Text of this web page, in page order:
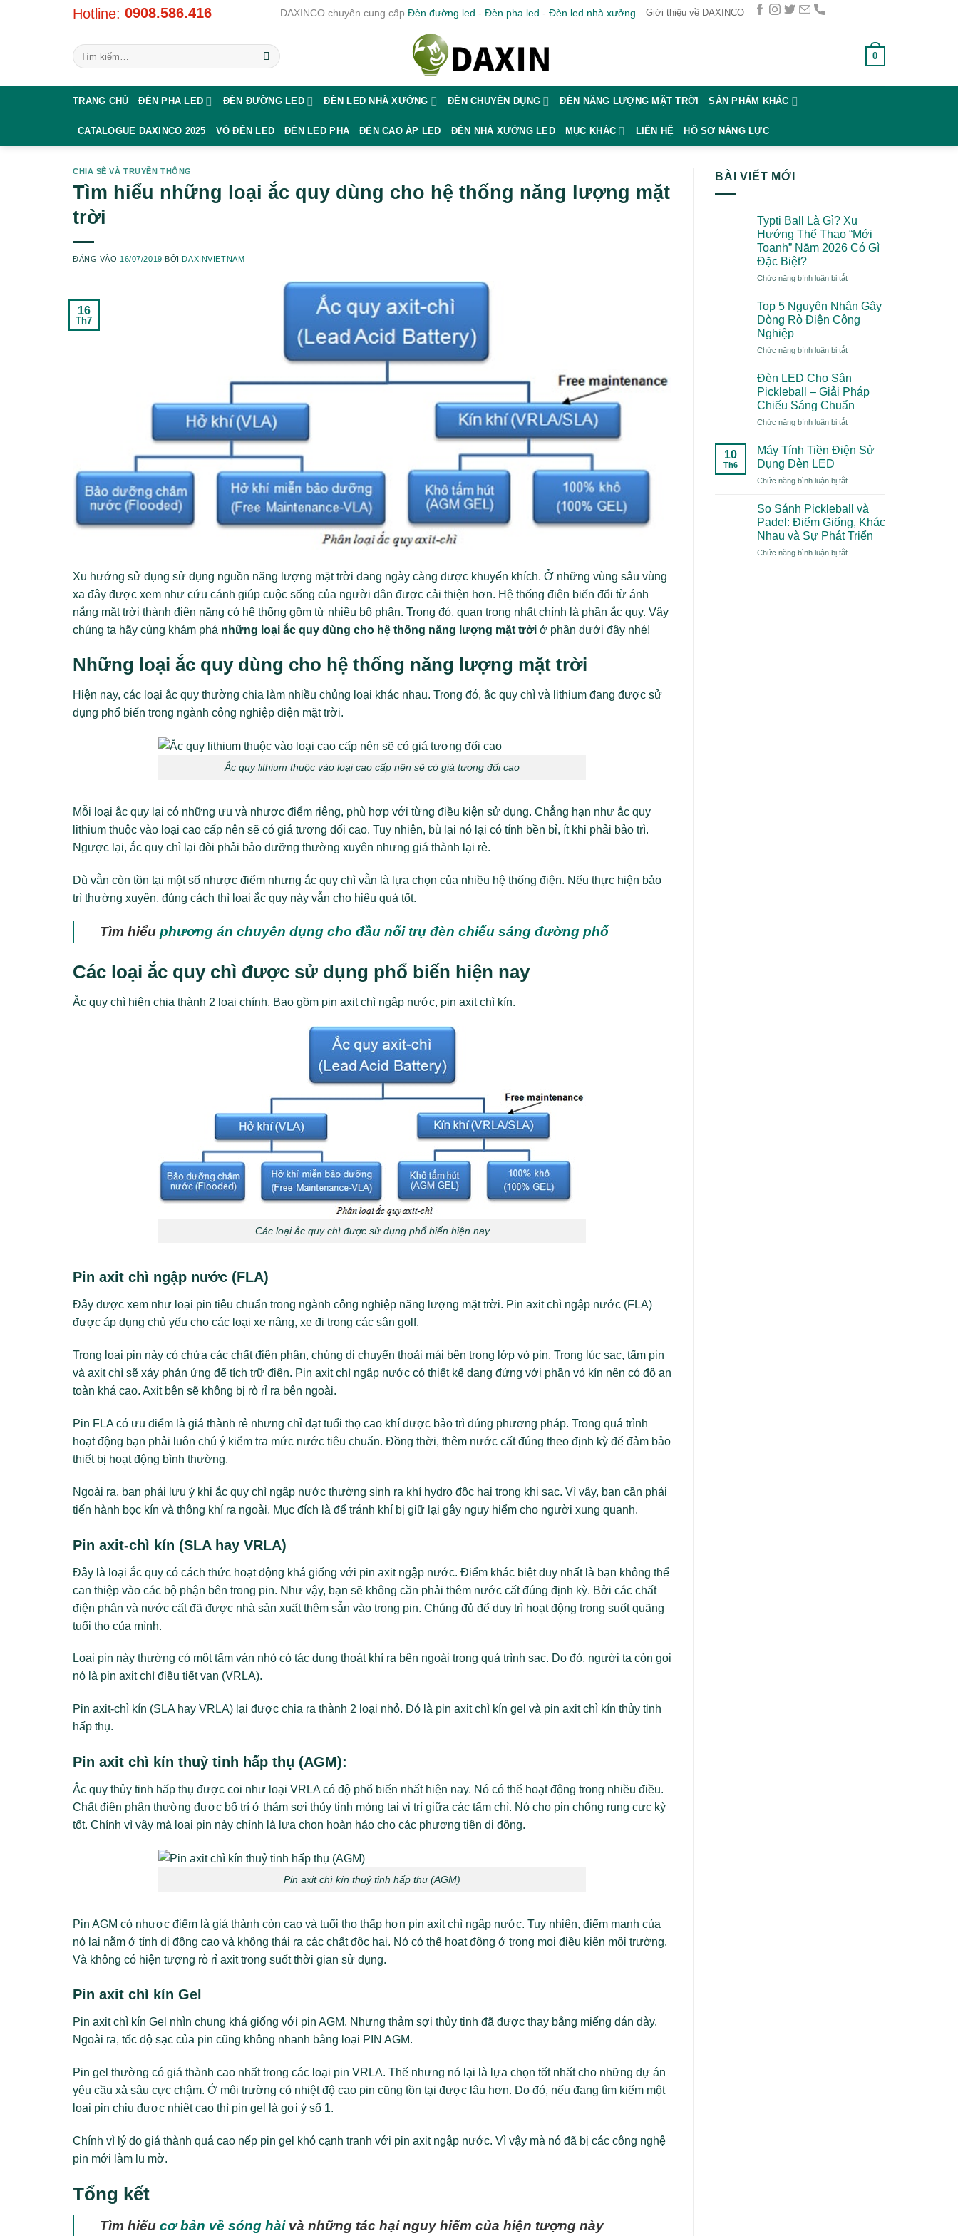
Hotline: 0908.586.416 DAXINCO chuyên cung cấp Đèn đường led - Đèn pha led - Đèn led nhà xưởng Giới thiệu về DAXINCO
Tìm
kiếm:
0
TRANG CHỦ ĐÈN PHA LED ĐÈN ĐƯỜNG LED ĐÈN LED NHÀ XƯỞNG ĐÈN CHUYÊN DỤNG ĐÈN NĂNG LƯỢNG MẶT TRỜI SẢN PHẨM KHÁC
CATALOGUE DAXINCO 2025 VỎ ĐÈN LED ĐÈN LED PHA ĐÈN CAO ÁP LED ĐÈN NHÀ XƯỞNG LED MỤC KHÁC LIÊN HỆ HỒ SƠ NĂNG LỰC
CHIA SẼ VÀ TRUYỀN THÔNG
Tìm hiểu những loại ắc quy dùng cho hệ thống năng lượng mặt
trời
ĐĂNG VÀO 16/07/2019 BỞIDAXINVIETNAM
16
Th7
Xu hướng sử dụng sử dụng nguồn năng lượng mặt trời đang ngày càng được khuyến khích. Ở những vùng sâu vùng
xa đây được xem như cứu cánh giúp cuộc sống của người dân được cải thiện hơn. Hệ thống điện biến đổi từ ánh
nắng mặt trời thành điện năng có hệ thống gồm từ nhiều bộ phận. Trong đó, quan trọng nhất chính là phần ắc quy. Vậy
chúng ta hãy cùng khám phá những loại ắc quy dùng cho hệ thống năng lượng mặt trời ở phần dưới đây nhé!
Những loại ắc quy dùng cho hệ thống năng lượng mặt trời
Hiện nay, các loại ắc quy thường chia làm nhiều chủng loại khác nhau. Trong đó, ắc quy chì và lithium đang được sử
dụng phổ biến trong ngành công nghiệp điện mặt trời.
Ắc quy lithium thuộc vào loại cao cấp nên sẽ có giá tương đối cao
Mỗi loại ắc quy lại có những ưu và nhược điểm riêng, phù hợp với từng điều kiện sử dụng. Chẳng hạn như ắc quy
lithium thuộc vào loại cao cấp nên sẽ có giá tương đối cao. Tuy nhiên, bù lại nó lại có tính bền bỉ, ít khi phải bảo trì.
Ngược lại, ắc quy chì lại đòi phải bảo dưỡng thường xuyên nhưng giá thành lại rẻ.
Dù vẫn còn tồn tại một số nhược điểm nhưng ắc quy chì vẫn là lựa chọn của nhiều hệ thống điện. Nếu thực hiện bảo
trì thường xuyên, đúng cách thì loại ắc quy này vẫn cho hiệu quả tốt.
Tìm hiểu phương án chuyên dụng cho đầu nối trụ đèn chiếu sáng đường phố
Các loại ắc quy chì được sử dụng phổ biến hiện nay
Ắc quy chì hiện chia thành 2 loại chính. Bao gồm pin axit chì ngập nước, pin axit chì kín.
Các loại ắc quy chì được sử dụng phổ biến hiện nay
Pin axit chì ngập nước (FLA)
Đây được xem như loại pin tiêu chuẩn trong ngành công nghiệp năng lượng mặt trời. Pin axit chì ngập nước (FLA)
được áp dụng chủ yếu cho các loại xe nâng, xe đi trong các sân golf.
Trong loại pin này có chứa các chất điện phân, chúng di chuyển thoải mái bên trong lớp vỏ pin. Trong lúc sạc, tấm pin
và axit chì sẽ xảy phản ứng để tích trữ điện. Pin axit chì ngập nước có thiết kế dạng đứng với phần vỏ kín nên có độ an
toàn khá cao. Axit bên sẽ không bị rò rỉ ra bên ngoài.
Pin FLA có ưu điểm là giá thành rẻ nhưng chỉ đạt tuổi thọ cao khí được bảo trì đúng phương pháp. Trong quá trình
hoạt động bạn phải luôn chú ý kiểm tra mức nước tiêu chuẩn. Đồng thời, thêm nước cất đúng theo định kỳ để đảm bảo
thiết bị hoạt động bình thường.
Ngoài ra, bạn phải lưu ý khi ắc quy chì ngập nước thường sinh ra khí hydro độc hại trong khi sạc. Vì vậy, bạn cần phải
tiến hành bọc kín và thông khí ra ngoài. Mục đích là để tránh khí bị giữ lại gây nguy hiểm cho người xung quanh.
Pin axit-chì kín (SLA hay VRLA)
Đây là loại ắc quy có cách thức hoạt động khá giống với pin axit ngập nước. Điểm khác biệt duy nhất là bạn không thể
can thiệp vào các bộ phận bên trong pin. Như vậy, bạn sẽ không cần phải thêm nước cất đúng định kỳ. Bởi các chất
điện phân và nước cất đã được nhà sản xuất thêm sẵn vào trong pin. Chúng đủ để duy trì hoạt động trong suốt quãng
tuổi thọ của mình.
Loại pin này thường có một tấm ván nhỏ có tác dụng thoát khí ra bên ngoài trong quá trình sạc. Do đó, người ta còn gọi
nó là pin axit chì điều tiết van (VRLA).
Pin axit-chì kín (SLA hay VRLA) lại được chia ra thành 2 loại nhỏ. Đó là pin axit chì kín gel và pin axit chì kín thủy tinh
hấp thụ.
Pin axit chì kín thuỷ tinh hấp thụ (AGM):
Ắc quy thủy tinh hấp thụ được coi như loại VRLA có độ phổ biến nhất hiện nay. Nó có thể hoạt động trong nhiều điều.
Chất điện phân thường được bố trí ở thảm sợi thủy tinh mỏng tại vị trí giữa các tấm chì. Nó cho pin chống rung cực kỳ
tốt. Chính vì vậy mà loại pin này chính là lựa chọn hoàn hảo cho các phương tiện di động.
Pin axit chì kín thuỷ tinh hấp thụ (AGM)
Pin AGM có nhược điểm là giá thành còn cao và tuổi thọ thấp hơn pin axit chì ngập nước. Tuy nhiên, điểm mạnh của
nó lại nằm ở tính di động cao và không thải ra các chất độc hại. Nó có thể hoạt động ở trong mọi điều kiện môi trường.
Và không có hiện tượng rò rỉ axit trong suốt thời gian sử dụng.
Pin axit chì kín Gel
Pin axit chì kín Gel nhìn chung khá giống với pin AGM. Nhưng thảm sợi thủy tinh đã được thay bằng miếng dán dày.
Ngoài ra, tốc độ sạc của pin cũng không nhanh bằng loại PIN AGM.
Pin gel thường có giá thành cao nhất trong các loại pin VRLA. Thế nhưng nó lại là lựa chọn tốt nhất cho những dự án
yêu cầu xả sâu cực chậm. Ở môi trường có nhiệt độ cao pin cũng tồn tại được lâu hơn. Do đó, nếu đang tìm kiếm một
loại pin chịu được nhiệt cao thì pin gel là gợi ý số 1.
Chính vì lý do giá thành quá cao nếp pin gel khó cạnh tranh với pin axit ngập nước. Vì vậy mà nó đã bị các công nghệ
pin mới làm lu mờ.
Tổng kết
Tìm hiểu cơ bản về sóng hàivà những tác hại nguy hiểm của hiện tượng này
BÀI VIẾT MỚI
Typti Ball Là Gì? Xu
Hướng Thể Thao “Mới
Toanh” Năm 2026 Có Gì
Đặc Biệt?
Chức năng bình luận bị tắtở
Ball
Gì?
Hướng
Thao
“Mới
Toanh”
Năm
2026
Gì
Top 5 Nguyên Nhân Gây
Dòng Rò Điện Công
Nghiệp
Chức năng bình luận bị tắtở
Nguyên
Nhân
Gây
Dòng
Điện
Công
Đèn LED Cho Sân
Pickleball – Giải Pháp
Chiếu Sáng Chuẩn
Chức năng bình luận bị tắtở
LED
Cho
Pickleball
Giải
Pháp
Chiếu
Sáng
Chuẩn
10
Th6
Máy Tính Tiền Điện Sử
Dụng Đèn LED
Chức năng bình luận bị tắtở
Tính
Tiền
Điện
Sử
Dụng
So Sánh Pickleball và
Padel: Điểm Giống, Khác
Nhau và Sự Phát Triển
Chức năng bình luận bị tắtở